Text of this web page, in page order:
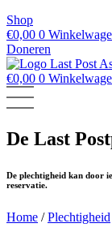
Shop
€0,00 0
Doneren
€0,00 0
De Last
De plechtigheid kan door
reservatie.
Home /Plechtigheid